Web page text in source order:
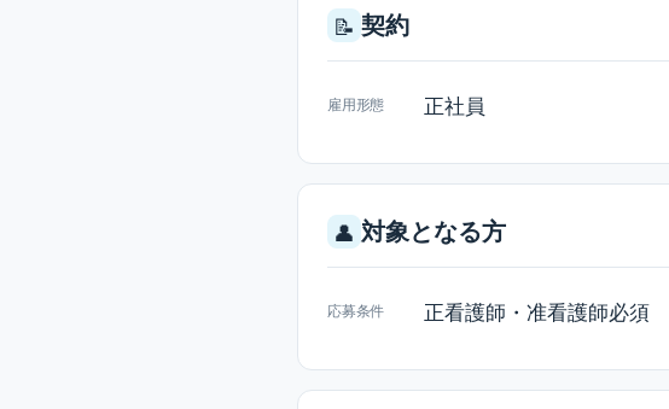
📝 契約
雇用形態 正社員
👤 対象となる方
応募条件 正看護師・准看護師必須